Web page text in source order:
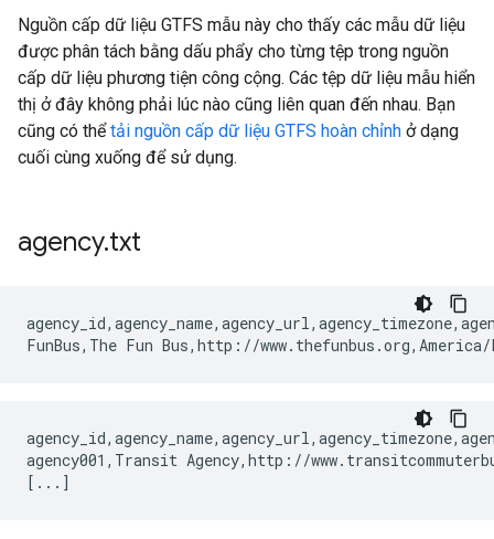
Nguồn cấp dữ liệu GTFS mẫu này cho thấy các mẫu dữ liệu
được phân tách bằng dấu phẩy cho từng tệp trong nguồn
cấp dữ liệu phương tiện công cộng. Các tệp dữ liệu mẫu hiển
thị ở đây không phải lúc nào cũng liên quan đến nhau. Bạn
cũng có thểtải nguồn cấp dữ liệu GTFS hoàn chỉnh ở dạng
cuối cùng xuống để sử dụng.
agency.txt
agency001,Transit Agency,http://